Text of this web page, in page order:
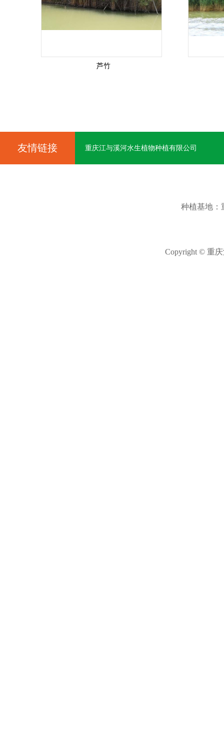
芦竹
友情链接 重庆江与溪河水生植物种植有限公司
种植基地：
Copyright © 重